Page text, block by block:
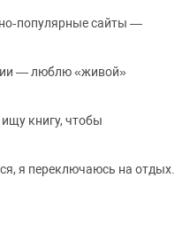
сайты —
— люблю «живой»
книгу, чтобы
я переключаюсь на отдых.